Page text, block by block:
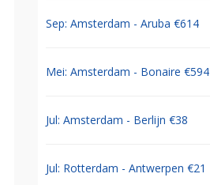
Sep: Amsterdam - Aruba €614
Mei: Amsterdam - Bonaire €594
Jul: Amsterdam - Berlijn €38
Jul: Rotterdam - Antwerpen €21